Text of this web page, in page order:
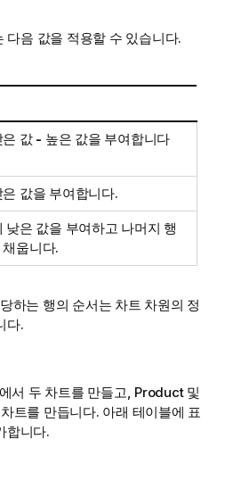
다음 값을 적용할 수 있습니다.
은 값- 높은 값을 부여합니다
값을 부여합니다.
낮은 값을 부여하고 나머지 행
웁니다.
하는 행의 순서는 차트 차원의 정
다.
서 두 차트를 만들고, Product및
트를 만듭니다. 아래 테이블에 표
합니다.